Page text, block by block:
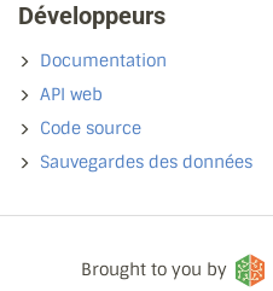
Développeurs
Documentation
API web
Code source
Sauvegardes des données
Brought to you by